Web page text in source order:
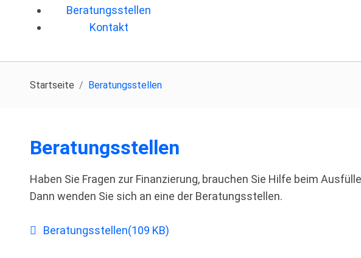
Beratungsstellen
Kontakt
Startseite Beratungsstellen
Beratungsstellen
Haben Sie Fragen zur Finanzierung, brauchen Sie Hilfe beim
Dann wenden Sie sich an eine der Beratungsstellen.
pdf
Beratungsstellen(109 KB)